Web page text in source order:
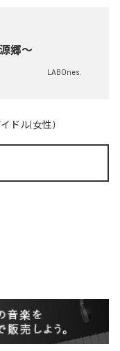
郷〜
LABOnes.
ドル(女性)